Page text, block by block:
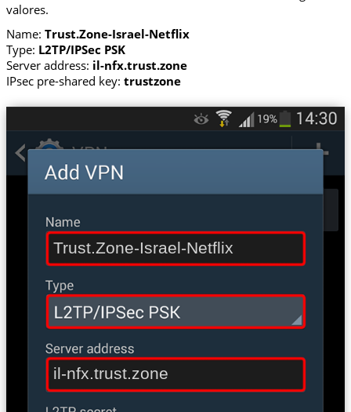
valores.
Name: Trust.Zone-Israel-Netflix
Type: L2TP/IPSec PSK
Server address: il-nfx.trust.zone
IPsec pre-shared key: trustzone
Trust.Zone-Israel-Netflix
il-nfx.trust.zone